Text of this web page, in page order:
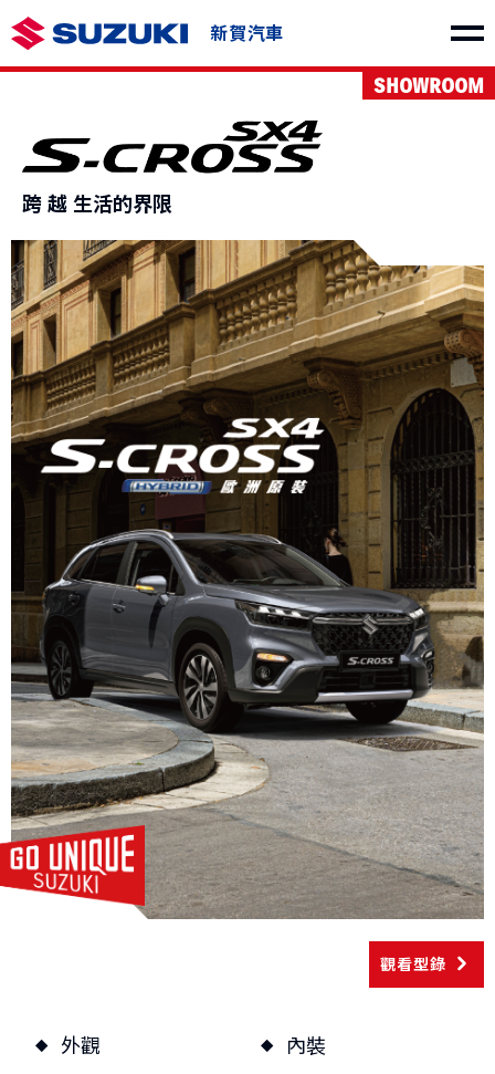
新賀汽車
SWIFT
NT$730,000起
e VITARA
NT$1,150,000起
THE NEW Jimny
NT$849,000起
VITARA
NT$1,040,000起
CARRY
NT$499,000起
購車幫手
預約試乘 線上賞車
據點資訊
購車試算
車款比較
最新消息
車主活動
跨 越 生活的界限
SHOWROOM
觀看型錄
外觀
內裝